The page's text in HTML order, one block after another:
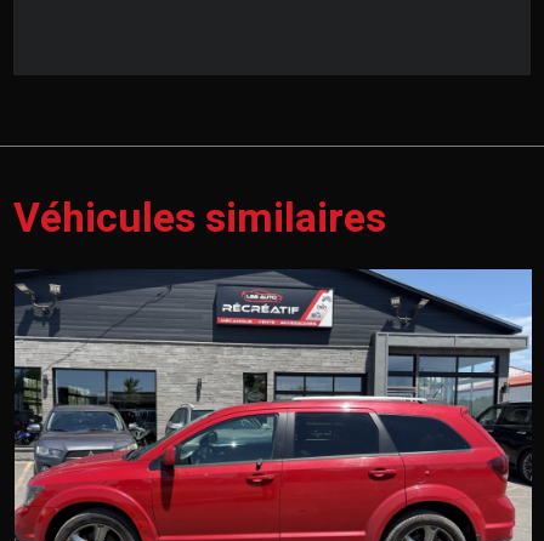
Véhicules similaires